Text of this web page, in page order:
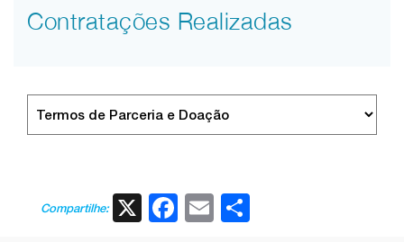
Contratações Realizadas
Compartilhe: X Facebook
Email